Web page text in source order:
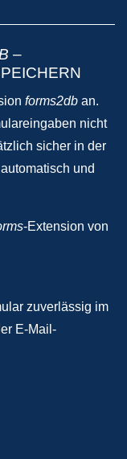
–
forms2db an.
nicht
sicher in der
und
-Extension von
zuverlässig im
E-Mail-